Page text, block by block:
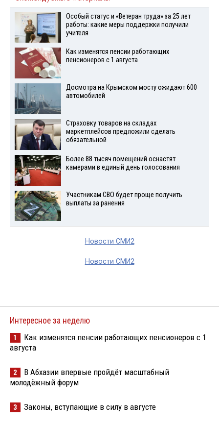
Особый статус и «Ветеран труда» за 25 лет
работы: какие меры поддержки получили
учителя
Как изменятся пенсии работающих
пенсионеров с 1 августа
Досмотра на Крымском мосту ожидают 600
автомобилей
Страховку товаров на складах
маркетплейсов предложили сделать
обязательной
Более 88 тысяч помещений оснастят
камерами в единый день голосования
Участникам СВО будет проще получить
выплаты за ранения
Новости СМИ2
Новости СМИ2
Интересное за неделю
1
Как изменятся пенсии работающих пенсионеров с 1
августа
2
В Абхазии впервые пройдёт масштабный
молодёжный форум
3 Законы, вступающие в силу в августе